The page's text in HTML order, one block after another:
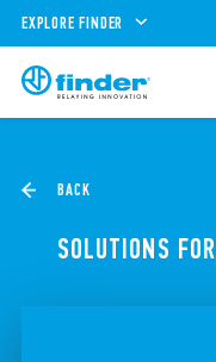
EXPLORE FINDER
BACK
SOLUTIONS